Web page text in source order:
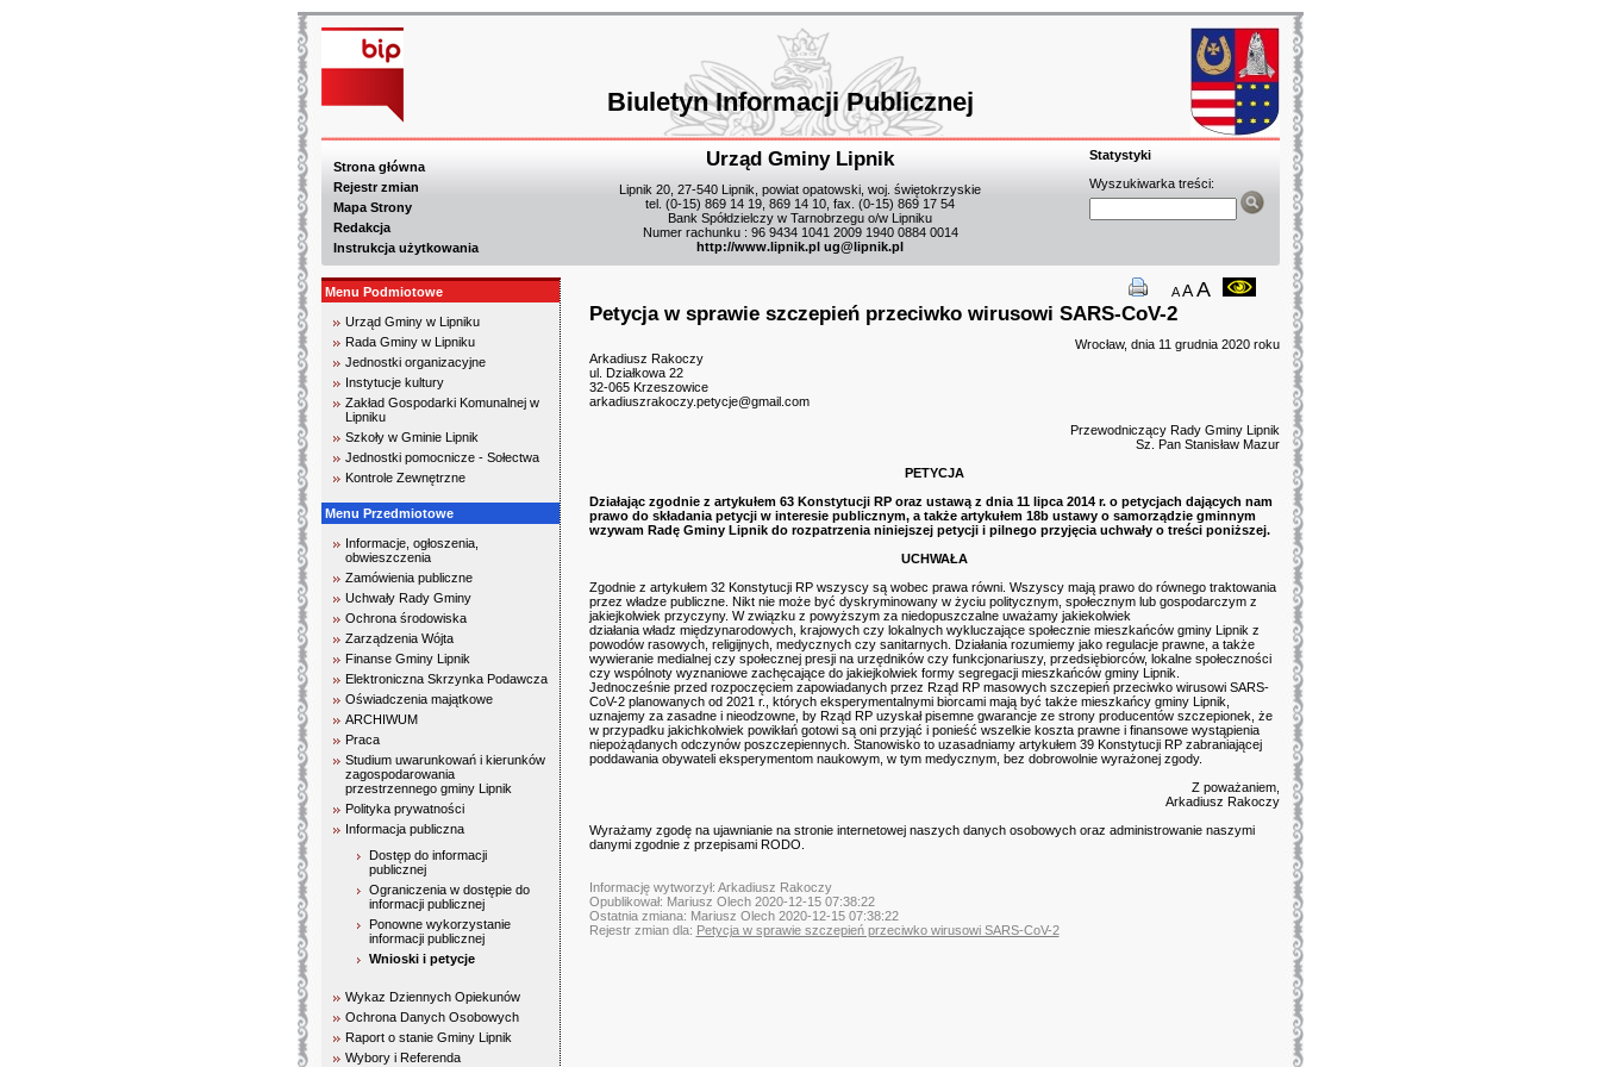
Biuletyn Informacji Publicznej
Strona główna
Rejestr zmian
Mapa Strony
Redakcja
Instrukcja użytkowania
Statystyki
Wyszukiwarka treści:
Urząd Gminy Lipnik
Lipnik 20, 27-540 Lipnik, powiat opatowski, woj. świętokrzyskie
tel. (0-15) 869 14 19, 869 14 10, fax. (0-15) 869 17 54
Bank Spółdzielczy w Tarnobrzegu o/w Lipniku
Numer rachunku : 96 9434 1041 2009 1940 0884 0014
http://www.lipnik.pl ug@lipnik.pl
Menu Podmiotowe
Urząd Gminy w Lipniku
Rada Gminy w Lipniku
Jednostki organizacyjne
Instytucje kultury
Zakład Gospodarki Komunalnej w
Lipniku
Szkoły w Gminie Lipnik
Jednostki pomocnicze - Sołectwa
Kontrole Zewnętrzne
Menu Przedmiotowe
Informacje, ogłoszenia,
obwieszczenia
Zamówienia publiczne
Uchwały Rady Gminy
Ochrona środowiska
Zarządzenia Wójta
Finanse Gminy Lipnik
Elektroniczna Skrzynka Podawcza
Oświadczenia majątkowe
ARCHIWUM
Praca
Studium uwarunkowań i kierunków
zagospodarowania
przestrzennego gminy Lipnik
Polityka prywatności
Informacja publiczna
Dostęp do informacji
publicznej
Ograniczenia w dostępie do
informacji publicznej
Ponowne wykorzystanie
informacji publicznej
Wnioski i petycje
Wykaz Dziennych Opiekunów
Ochrona Danych Osobowych
Raport o stanie Gminy Lipnik
Wybory i Referenda
A A A
Petycja w sprawie szczepień przeciwko wirusowi SARS-CoV-2
Wrocław, dnia 11 grudnia 2020 roku
Arkadiusz Rakoczy
ul. Działkowa 22
32-065 Krzeszowice
arkadiuszrakoczy.petycje@gmail.com
Przewodniczący Rady Gminy Lipnik
Sz. Pan Stanisław Mazur
PETYCJA
Działając zgodnie z artykułem 63 Konstytucji RP oraz ustawą z dnia 11 lipca 2014 r. o petycjach dających nam
prawo do składania petycji w interesie publicznym, a także artykułem 18b ustawy o samorządzie gminnym
wzywam Radę Gminy Lipnik do rozpatrzenia niniejszej petycji i pilnego przyjęcia uchwały o treści poniższej.
UCHWAŁA
Zgodnie z artykułem 32 Konstytucji RP wszyscy są wobec prawa równi. Wszyscy mają prawo do równego traktowania
przez władze publiczne. Nikt nie może być dyskryminowany w życiu politycznym, społecznym lub gospodarczym z
jakiejkolwiek przyczyny. W związku z powyższym za niedopuszczalne uważamy jakiekolwiek
działania władz międzynarodowych, krajowych czy lokalnych wykluczające społecznie mieszkańców gminy Lipnik z
powodów rasowych, religijnych, medycznych czy sanitarnych. Działania rozumiemy jako regulacje prawne, a także
wywieranie medialnej czy społecznej presji na urzędników czy funkcjonariuszy, przedsiębiorców, lokalne społeczności
czy wspólnoty wyznaniowe zachęcające do jakiejkolwiek formy segregacji mieszkańców gminy Lipnik.
Jednocześnie przed rozpoczęciem zapowiadanych przez Rząd RP masowych szczepień przeciwko wirusowi SARS-
CoV-2 planowanych od 2021 r., których eksperymentalnymi biorcami mają być także mieszkańcy gminy Lipnik,
uznajemy za zasadne i nieodzowne, by Rząd RP uzyskał pisemne gwarancje ze strony producentów szczepionek, że
w przypadku jakichkolwiek powikłań gotowi są oni przyjąć i ponieść wszelkie koszta prawne i finansowe wystąpienia
niepożądanych odczynów poszczepiennych. Stanowisko to uzasadniamy artykułem 39 Konstytucji RP zabraniającej
poddawania obywateli eksperymentom naukowym, w tym medycznym, bez dobrowolnie wyrażonej zgody.
Z poważaniem,
Arkadiusz Rakoczy
Wyrażamy zgodę na ujawnianie na stronie internetowej naszych danych osobowych oraz administrowanie naszymi
danymi zgodnie z przepisami RODO.
Informację wytworzył: Arkadiusz Rakoczy
Opublikował: Mariusz Olech 2020-12-15 07:38:22
Ostatnia zmiana: Mariusz Olech 2020-12-15 07:38:22
Rejestr zmian dla: Petycja w sprawie szczepień przeciwko wirusowi SARS-CoV-2